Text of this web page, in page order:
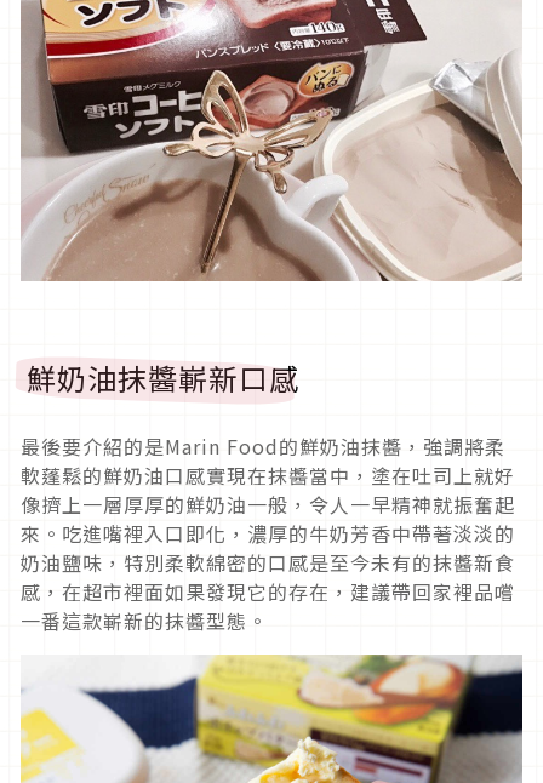
鮮奶油抹醬嶄新口感
最後要介紹的是Marin Food的鮮奶油抹醬，強調將柔
軟蓬鬆的鮮奶油口感實現在抹醬當中，塗在吐司上就好
像擠上一層厚厚的鮮奶油一般，令人一早精神就振奮起
來。吃進嘴裡入口即化，濃厚的牛奶芳香中帶著淡淡的
奶油鹽味，特別柔軟綿密的口感是至今未有的抹醬新食
感，在超市裡面如果發現它的存在，建議帶回家裡品嚐
一番這款嶄新的抹醬型態。